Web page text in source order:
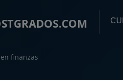
finanzas